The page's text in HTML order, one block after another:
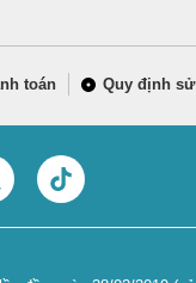
toán Quy định